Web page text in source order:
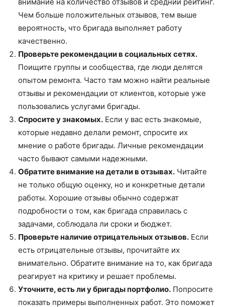
Чем больше положительных отзывов, тем выше
вероятность, что бригада выполняет работу
качественно.
Проверьте рекомендации в социальных сетях.
Поищите группы и сообщества, где люди делятся
опытом ремонта. Часто там можно найти реальные
отзывы и рекомендации от клиентов, которые уже
пользовались услугами бригады.
Спросите у знакомых. Если у вас есть знакомые,
которые недавно делали ремонт, спросите их
мнение о работе бригады. Личные рекомендации
часто бывают самыми надежными.
Обратите внимание на детали в отзывах. Читайте
не только общую оценку, но и конкретные детали
работы. Хорошие отзывы обычно содержат
подробности о том, как бригада справилась с
задачами, соблюдала ли сроки и бюджет.
Проверьте наличие отрицательных отзывов. Если
есть отрицательные отзывы, прочитайте их
внимательно. Обратите внимание на то, как бригада
реагирует на критику и решает проблемы.
Уточните, есть ли у бригады портфолио. Попросите
показать примеры выполненных работ. Это поможет